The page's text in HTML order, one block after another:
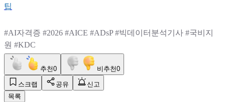
팁
#AI자격증 #2026 #AICE #ADsP #빅데이터분석기사 #국비지
원 #KDC
추천0 비추천0
스크랩 공유
신고
목록